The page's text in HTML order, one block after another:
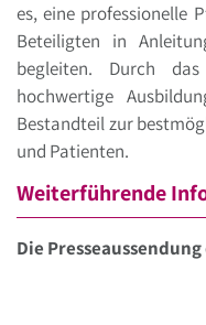
es, eine professionelle
Beteiligten in
begleiten. Durch
hochwertige
Bestandteil zur
und Patienten.
Weiterführende
Die